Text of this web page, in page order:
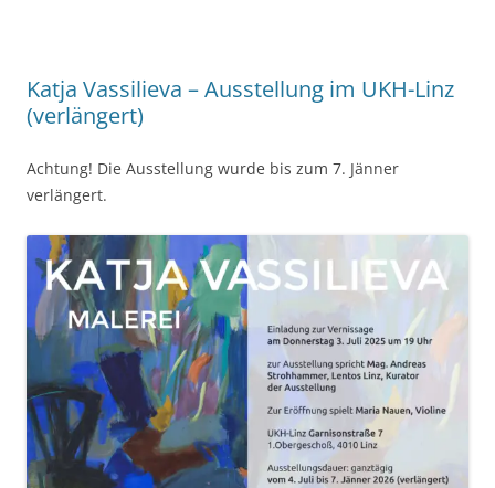
Katja Vassilieva – Ausstellung im UKH-Linz
(verlängert)
Achtung! Die Ausstellung wurde bis zum 7. Jänner
verlängert.